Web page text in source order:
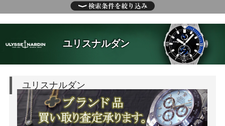
ユリスナルダン
ユリスナルダン